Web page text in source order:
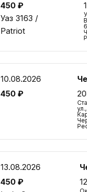
450 ₽
Уаз 3163 /
Patriot
10.08.2026
450 ₽
13.08.2026
450 ₽